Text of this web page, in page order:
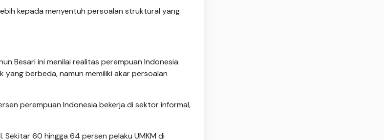
kepada menyentuh persoalan struktural yang
Besari ini menilai realitas perempuan Indonesia
berbeda, namun memiliki akar persoalan
perempuan Indonesia bekerja di sektor informal,
Sekitar 60 hingga 64 persen pelaku UMKM di